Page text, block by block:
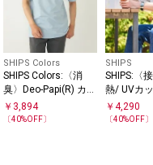
SHIPS Colors
SHIPS Colors:〈消
臭〉Deo-Papi(R) カノ
コ ボタンダウン ポロ
シャツ◇
￥ 3,894
〔40%OFF〕
SHIPS
SHIPS:〈
熱/ UVカ
ROSS(R)
Tシャツ
￥4,290
〔40%OFF〕